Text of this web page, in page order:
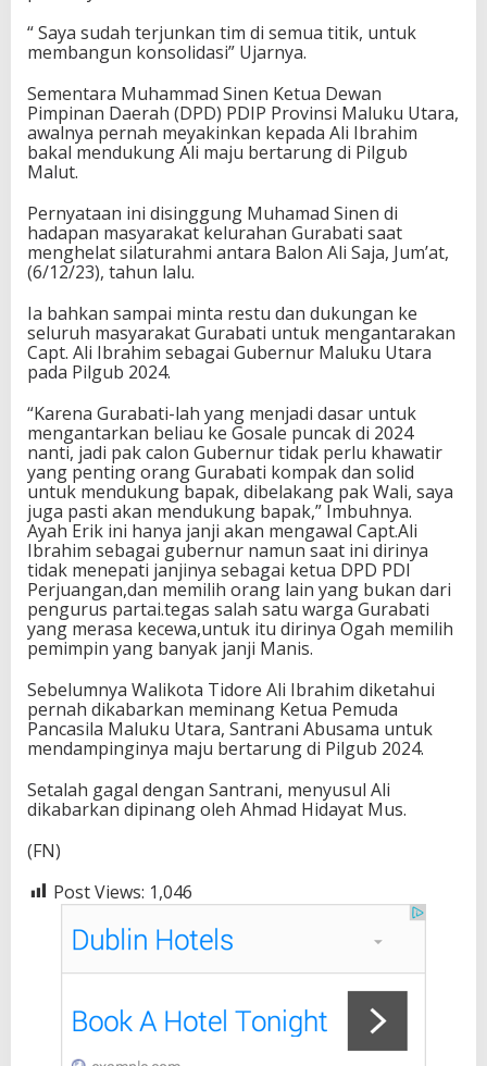
“ Saya sudah terjunkan tim di semua titik, untuk
membangun konsolidasi” Ujarnya.
Sementara Muhammad Sinen Ketua Dewan
Pimpinan Daerah (DPD) PDIP Provinsi Maluku Utara,
awalnya pernah meyakinkan kepada Ali Ibrahim
bakal mendukung Ali maju bertarung di Pilgub
Malut.
Pernyataan ini disinggung Muhamad Sinen di
hadapan masyarakat kelurahan Gurabati saat
menghelat silaturahmi antara Balon Ali Saja, Jum’at,
(6/12/23), tahun lalu.
Ia bahkan sampai minta restu dan dukungan ke
seluruh masyarakat Gurabati untuk mengantarakan
Capt. Ali Ibrahim sebagai Gubernur Maluku Utara
pada Pilgub 2024.
“Karena Gurabati-lah yang menjadi dasar untuk
mengantarkan beliau ke Gosale puncak di 2024
nanti, jadi pak calon Gubernur tidak perlu khawatir
yang penting orang Gurabati kompak dan solid
untuk mendukung bapak, dibelakang pak Wali, saya
juga pasti akan mendukung bapak,” Imbuhnya.
Ayah Erik ini hanya janji akan mengawal Capt.Ali
Ibrahim sebagai gubernur namun saat ini dirinya
tidak menepati janjinya sebagai ketua DPD PDI
Perjuangan,dan memilih orang lain yang bukan dari
pengurus partai.tegas salah satu warga Gurabati
yang merasa kecewa,untuk itu dirinya Ogah memilih
pemimpin yang banyak janji Manis.
Sebelumnya Walikota Tidore Ali Ibrahim diketahui
pernah dikabarkan meminang Ketua Pemuda
Pancasila Maluku Utara, Santrani Abusama untuk
mendampinginya maju bertarung di Pilgub 2024.
Setalah gagal dengan Santrani, menyusul Ali
dikabarkan dipinang oleh Ahmad Hidayat Mus.
(FN)
Post Views: 1,046